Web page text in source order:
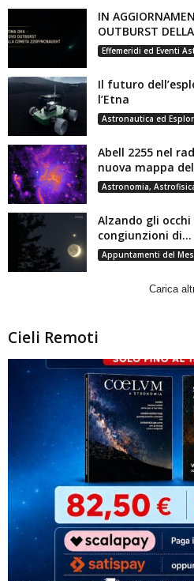
IN
OUTBURST
Effemeridi ed Eventi
Il futuro
l’Etna
Astronautica ed
Abell 2255 nel
nuova mappa
Astronomia,
Alzando gli occhi
congiunzioni di...
Appuntamenti del
Carica
Cieli Remoti